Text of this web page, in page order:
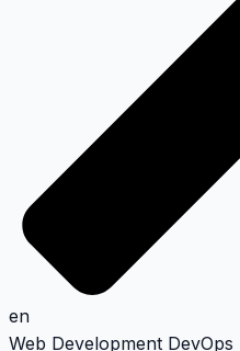
en
Web Development DevOps